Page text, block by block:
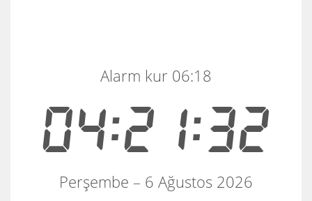
04:21:33
Alarm kur 06:18
Perşembe – 6 Ağustos 2026